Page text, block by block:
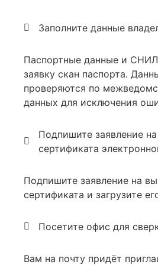
Заполните данные
Паспортные данные и
заявку скан паспорта.
проверяются по
данных для исключения
Подпишите заявление
сертификата
Подпишите заявление на
сертификата и загрузите
Посетите офис для
Вам на почту придёт